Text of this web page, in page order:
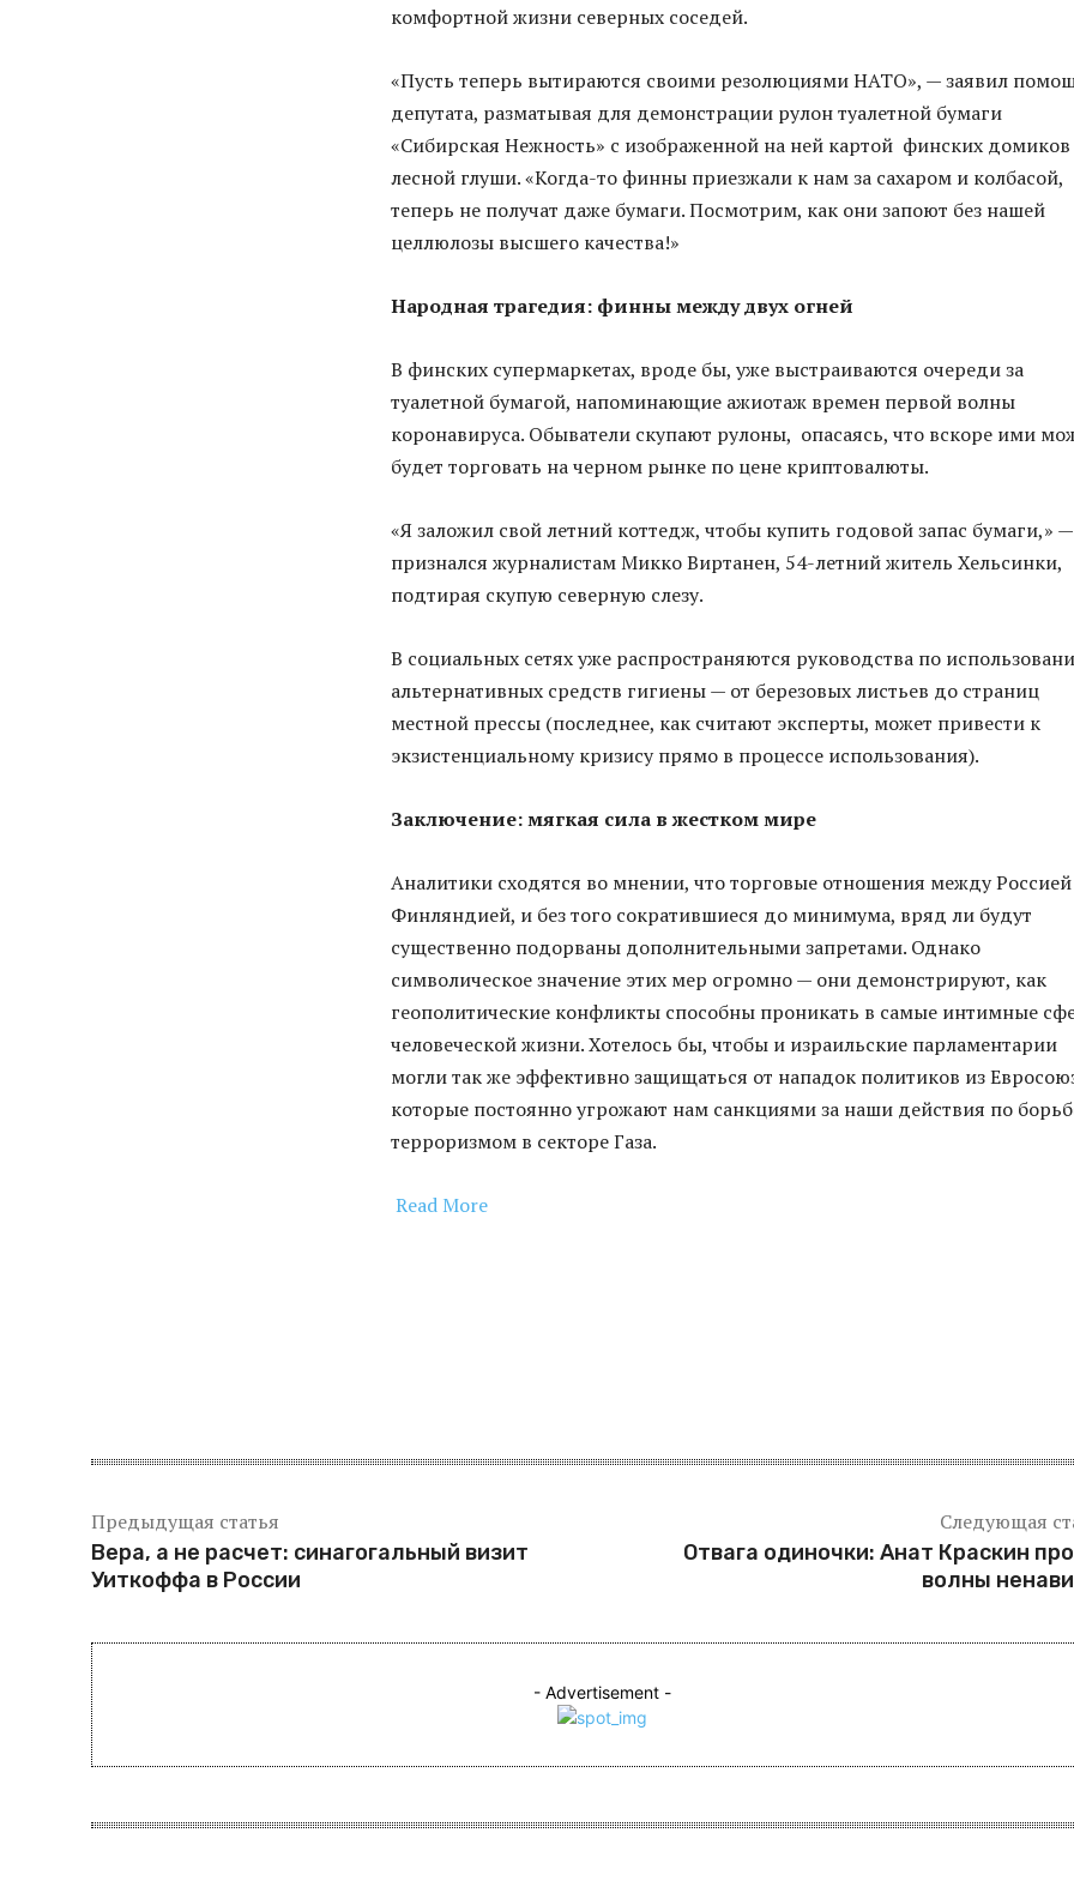
комфортной жизни северных соседей.
«Пусть теперь вытираются своими резолюциями НАТО», — заявил
депутата, разматывая для демонстрации рулон туалетной бумаги
«Сибирская Нежность» с изображенной на ней картой финских домиков
лесной глуши. «Когда-то финны приезжали к нам за сахаром и колбасой,
теперь не получат даже бумаги. Посмотрим, как они запоют без нашей
целлюлозы высшего качества!»
Народная трагедия: финны между двух огней
В финских супермаркетах, вроде бы, уже выстраиваются очереди за
туалетной бумагой, напоминающие ажиотаж времен первой волны
коронавируса. Обыватели скупают рулоны, опасаясь, что вскоре ими
будет торговать на черном рынке по цене криптовалюты.
«Я заложил свой летний коттедж, чтобы купить годовой запас бумаги,» —
признался журналистам Микко Виртанен, 54-летний житель Хельсинки,
подтирая скупую северную слезу.
В социальных сетях уже распространяются руководства по
альтернативных средств гигиены — от березовых листьев до страниц
местной прессы (последнее, как считают эксперты, может привести к
экзистенциальному кризису прямо в процессе использования).
Заключение: мягкая сила в жестком мире
Аналитики сходятся во мнении, что торговые отношения между
Финляндией, и без того сократившиеся до минимума, вряд ли будут
существенно подорваны дополнительными запретами. Однако
символическое значение этих мер огромно — они демонстрируют, как
геополитические конфликты способны проникать в самые интимные
человеческой жизни. Хотелось бы, чтобы и израильские парламентарии
могли так же эффективно защищаться от нападок политиков из
которые постоянно угрожают нам санкциями за наши действия по
терроризмом в секторе Газа.
Read More
Предыдущая статья
Вера, а не расчет: синагогальный визит
Уиткоффа в России
Следующая
Отвага одиночки: Анат Краскин
волны
- Advertisement -